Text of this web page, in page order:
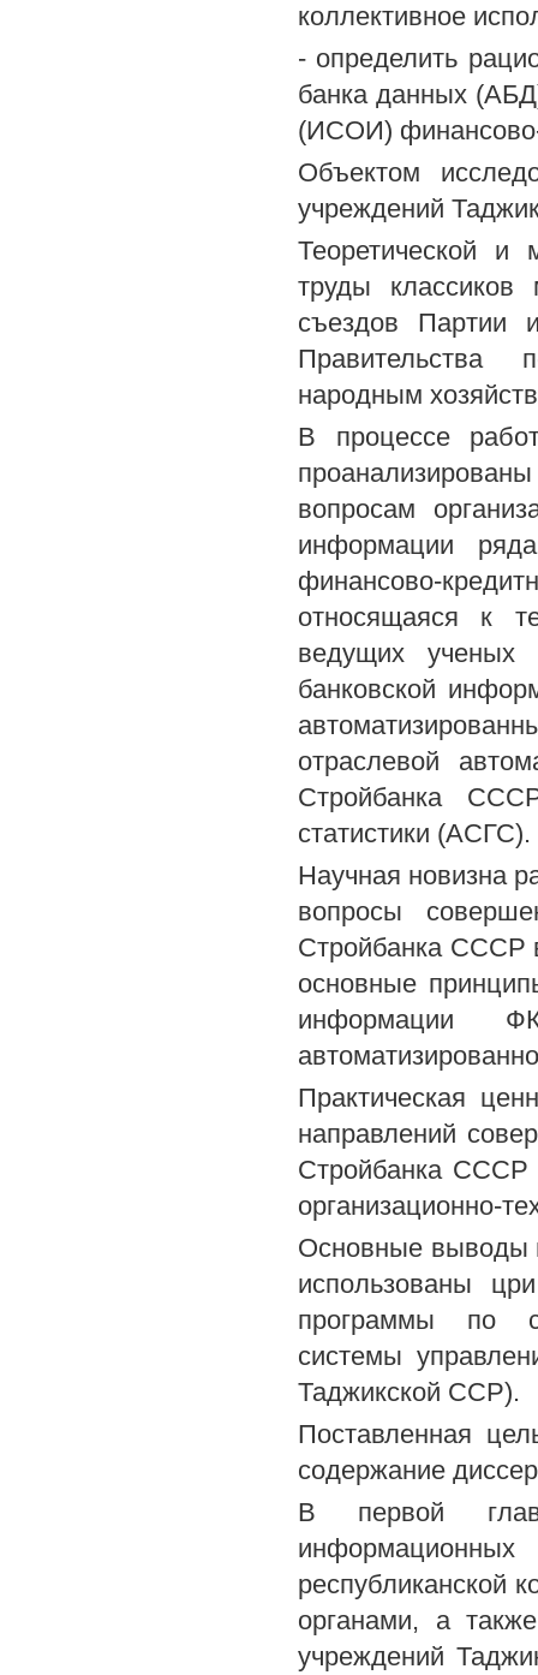
коллективное
- определить
банка данных
(ИСОИ)
Объектом
учреждений
Теоретической и
труды классиков
съездов Партии
Правительства
народным
В процессе
вопросам
информации
финансово-
относящаяся к
ведущих ученых
банковской
отраслевой
Стройбанка
статистики (АСГС).
Научная новизна
вопросы
Стройбанка СССР
основные
информации
Практическая
направлений
Стройбанка СССР
организационно-
Основные выводы
использованы
программы по
системы
Таджикской ССР).
Поставленная
содержание
В первой
республиканской
органами, а
учреждений